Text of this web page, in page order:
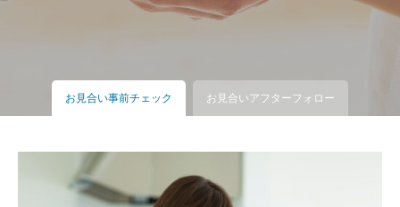
お見合い事前チェック お見合いアフターフォロー